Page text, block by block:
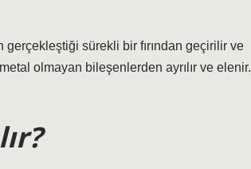
gerçekleştiği sürekli bir fırından geçirilir ve
olmayan bileşenlerden ayrılır ve elenir.